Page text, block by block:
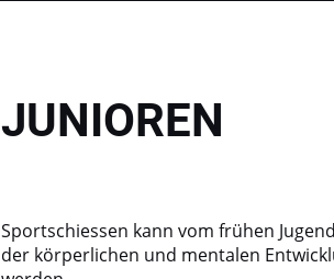
JUNIOREN
Sportschiessen kann vom frühen
der körperlichen und mentalen